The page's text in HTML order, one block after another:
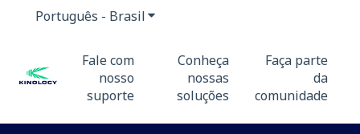
Português - BrasilMostrar submenu para traduções
Fale com
nosso
suporte
Conheça
nossas
soluções
Faça parte
da
comunidade